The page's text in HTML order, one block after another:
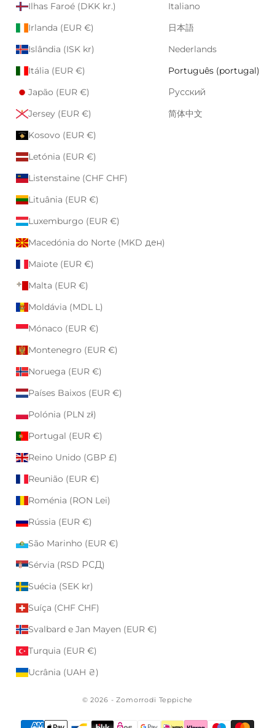
Ilhas Faroé (DKK kr.)
Irlanda (EUR €)
Islândia (ISK kr)
Itália (EUR €)
Japão (EUR €)
Jersey (EUR €)
Kosovo (EUR €)
Letónia (EUR €)
Listenstaine (CHF CHF)
Lituânia (EUR €)
Luxemburgo (EUR €)
Macedónia do Norte (MKD ден)
Maiote (EUR €)
Malta (EUR €)
Moldávia (MDL L)
Mónaco (EUR €)
Montenegro (EUR €)
Noruega (EUR €)
Países Baixos (EUR €)
Polónia (PLN zł)
Portugal (EUR €)
Reino Unido (GBP £)
Reunião (EUR €)
Roménia (RON Lei)
Rússia (EUR €)
São Marinho (EUR €)
Sérvia (RSD РСД)
Suécia (SEK kr)
Suíça (CHF CHF)
Svalbard e Jan Mayen (EUR €)
Turquia (EUR €)
Ucrânia (UAH ₴)
Italiano
日本語
Nederlands
Português (portugal)
Русский
简体中文
© 2026 - Zomorrodi Teppiche